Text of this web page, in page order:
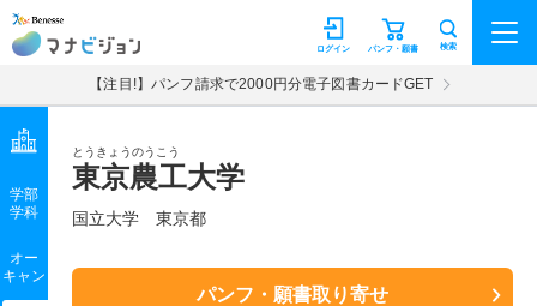
マナビジョン パンフ・願書
ログイン 検索
【注目!】パンフ請求で2000円分電子図書カードGET
とうきょうのうこう
東京農工大学
国立大学 東京都
パンフ・願書取り寄せ
学部
学科
オー
キャン